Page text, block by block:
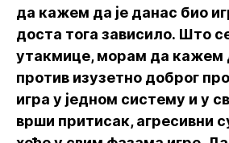
да кажем да је данас био
доста тога зависило. Што
утакмице, морам да кажем
против изузетно доброг
игра у једном систему и у
врши притисак, агресивни